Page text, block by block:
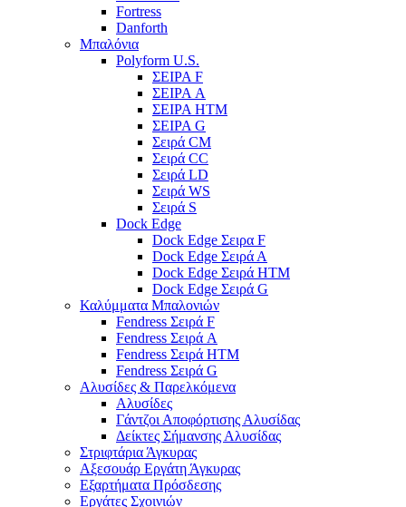
Fortress
Danforth
Μπαλόνια
Polyform U.S.
ΣΕΙΡΑ F
ΣΕΙΡΑ A
ΣΕΙΡΑ HTM
ΣΕΙΡΑ G
Σειρά CM
Σειρά CC
Σειρά LD
Σειρά WS
Σειρά S
Dock Edge
Dock Edge Σειρα F
Dock Edge Σειρά Α
Dock Edge Σειρά HTM
Dock Edge Σειρά G
Καλύμματα Μπαλονιών
Fendress Σειρά F
Fendress Σειρά A
Fendress Σειρά HTM
Fendress Σειρά G
Αλυσίδες & Παρελκόμενα
Αλυσίδες
Γάντζοι Αποφόρτισης Αλυσίδας
Δείκτες Σήμανσης Αλυσίδας
Στριφτάρια Άγκυρας
Αξεσουάρ Εργάτη Άγκυρας
Εξαρτήματα Πρόσδεσης
Εργάτες Σχοινιών